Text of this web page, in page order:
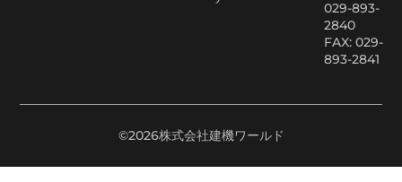
029-893-
2840
FAX: 029-
893-2841
©2026株式会社建機ワールド